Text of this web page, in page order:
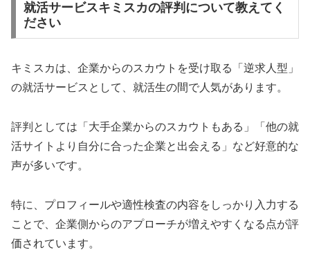
就活サービスキミスカの評判について教えてく
ださい
キミスカは、企業からのスカウトを受け取る「逆求人型」
の就活サービスとして、就活生の間で人気があります。
評判としては「大手企業からのスカウトもある」「他の就
活サイトより自分に合った企業と出会える」など好意的な
声が多いです。
特に、プロフィールや適性検査の内容をしっかり入力する
ことで、企業側からのアプローチが増えやすくなる点が評
価されています。